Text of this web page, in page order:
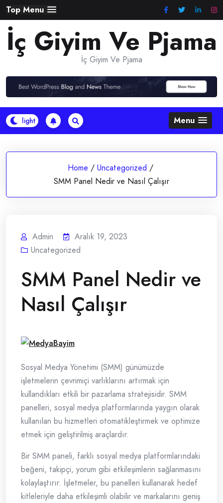
Skip
to
content
Top Menu
İç Giyim Ve Pjama
İç Giyim Ve Pjama
Menu
Home / Uncategorized /
SMM Panel Nedir ve Nasıl Çalışır
Admin
Aralık 19, 2023
Uncategorized
SMM Panel Nedir ve
Nasıl Çalışır
Sosyal Medya Yönetimi (SMM) günümüzde
işletmelerin çevrimiçi varlıklarını artırmak için
kullandıkları etkili bir pazarlama stratejisidir. SMM
panelleri, sosyal medya platformlarında yaygın olarak
kullanılan bu hizmetleri otomatikleştirmek ve optimize
etmek için geliştirilmiş araçlardır.
Bir SMM paneli, farklı sosyal medya platformlarındaki
beğeni, takipçi, yorum gibi etkileşimlerin sağlanmasını
kolaylaştırır. İşletmeler, bu panelleri kullanarak hedef
kitleleriyle daha etkileşimli olabilir ve markalarını geniş